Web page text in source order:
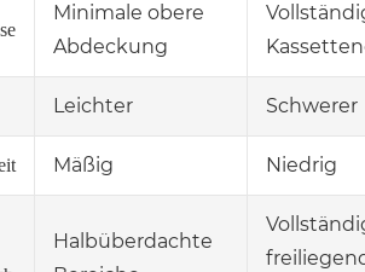
Minimale obere
Abdeckung
Leichter Schwerer
Mäßig Niedrig
Halbüberdachte